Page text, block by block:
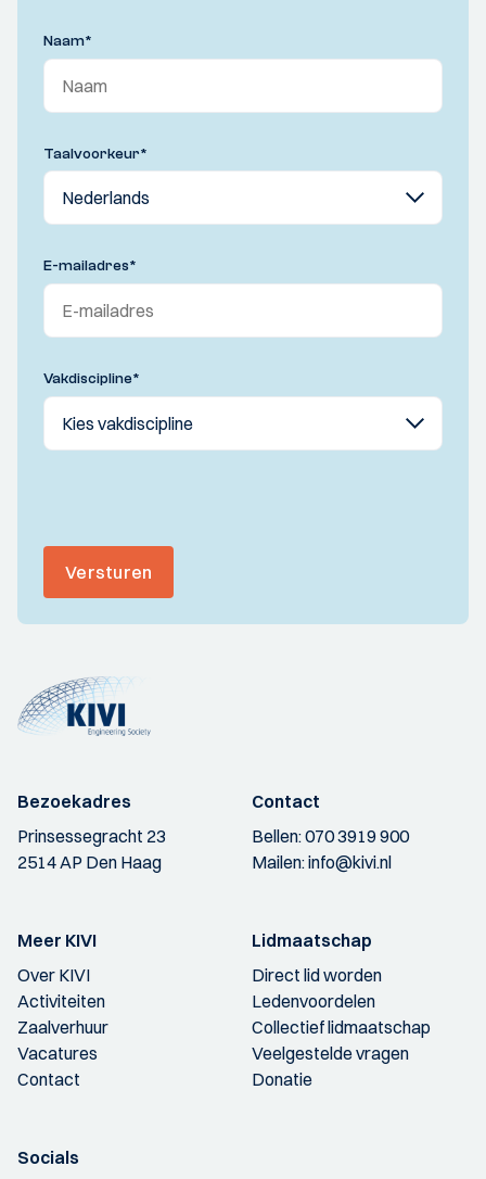
Naam*
Taalvoorkeur*
E-mailadres*
Vakdiscipline*
Versturen
Bezoekadres
Prinsessegracht 23
2514 AP Den Haag
Contact
Bellen:070 3919 900
Mailen:info@kivi.nl
Meer KIVI
Over KIVI
Activiteiten
Zaalverhuur
Vacatures
Contact
Lidmaatschap
Direct lid worden
Ledenvoordelen
Collectief lidmaatschap
Veelgestelde vragen
Donatie
Socials